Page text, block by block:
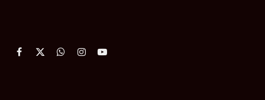
Facebook
X
WhatsApp
InstagramYouTube